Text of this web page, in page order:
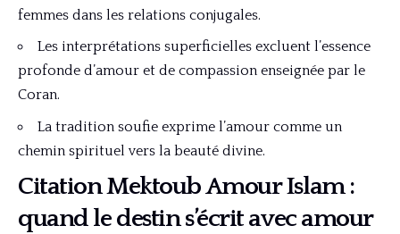
femmes dans les relations conjugales.
Les interprétations superficielles excluent l’essence
profonde d’amour et de compassion enseignée par le
Coran.
La tradition soufie exprime l’amour comme un
chemin spirituel vers la beauté divine.
Citation Mektoub Amour Islam :
quand le destin s’écrit avec amour